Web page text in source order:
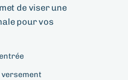
de viser une
pour vos
versement